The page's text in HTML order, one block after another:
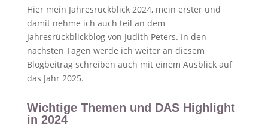
Hier mein Jahresrückblick 2024, mein erster und
damit nehme ich auch teil an dem
Jahresrückblickblog von Judith Peters. In den
nächsten Tagen werde ich weiter an diesem
Blogbeitrag schreiben auch mit einem Ausblick auf
das Jahr 2025.
Wichtige Themen und DAS Highlight
in 2024